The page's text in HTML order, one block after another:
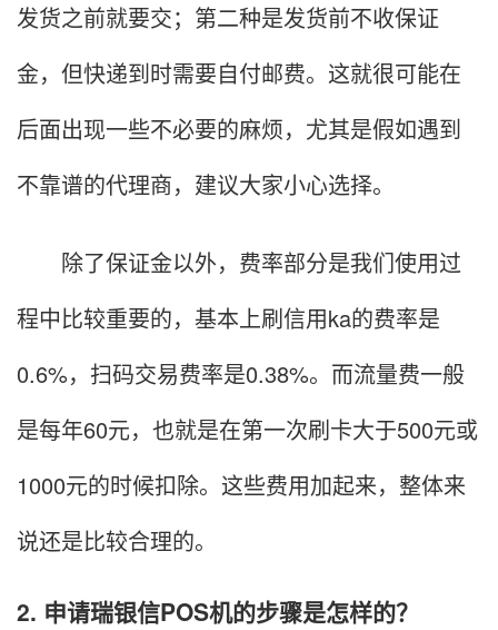
发货之前就要交；第二种是发货前不收保证
金，但快递到时需要自付邮费。这就很可能在
后面出现一些不必要的麻烦，尤其是假如遇到
不靠谱的代理商，建议大家小心选择。
除了保证金以外，费率部分是我们使用过
程中比较重要的，基本上刷信用ka的费率是
0.6%，扫码交易费率是0.38%。而流量费一般
是每年60元，也就是在第一次刷卡大于500元或
1000元的时候扣除。这些费用加起来，整体来
说还是比较合理的。
2. 申请瑞银信POS机的步骤是怎样的？